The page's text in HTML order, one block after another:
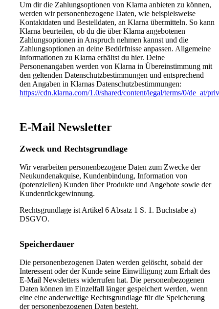
Um dir die Zahlungsoptionen von Klarna anbieten zu können,
werden wir personenbezogene Daten, wie beispielsweise
Kontaktdaten und Bestelldaten, an Klarna übermitteln. So kann
Klarna beurteilen, ob du die über Klarna angebotenen
Zahlungsoptionen in Anspruch nehmen kannst und die
Zahlungsoptionen an deine Bedürfnisse anpassen. Allgemeine
Informationen zu Klarna erhältst du hier. Deine
Personenangaben werden von Klarna in Übereinstimmung mit
den geltenden Datenschutzbestimmungen und entsprechend
den Angaben in Klarnas Datenschutzbestimmungen:
https://cdn.klarna.com/1.0/shared/content/legal/terms/0/de_at/
E-Mail Newsletter
Zweck und Rechtsgrundlage
Wir verarbeiten personenbezogene Daten zum Zwecke der
Neukundenakquise, Kundenbindung, Information von
(potenziellen) Kunden über Produkte und Angebote sowie der
Kundenrückgewinnung.
Rechtsgrundlage ist Artikel 6 Absatz 1 S. 1. Buchstabe a)
DSGVO.
Speicherdauer
Die personenbezogenen Daten werden gelöscht, sobald der
Interessent oder der Kunde seine Einwilligung zum Erhalt des
E-Mail Newsletters widerrufen hat. Die personenbezogenen
Daten können im Einzelfall länger gespeichert werden, wenn
eine eine anderweitige Rechtsgrundlage für die Speicherung
der personenbezogenen Daten besteht.